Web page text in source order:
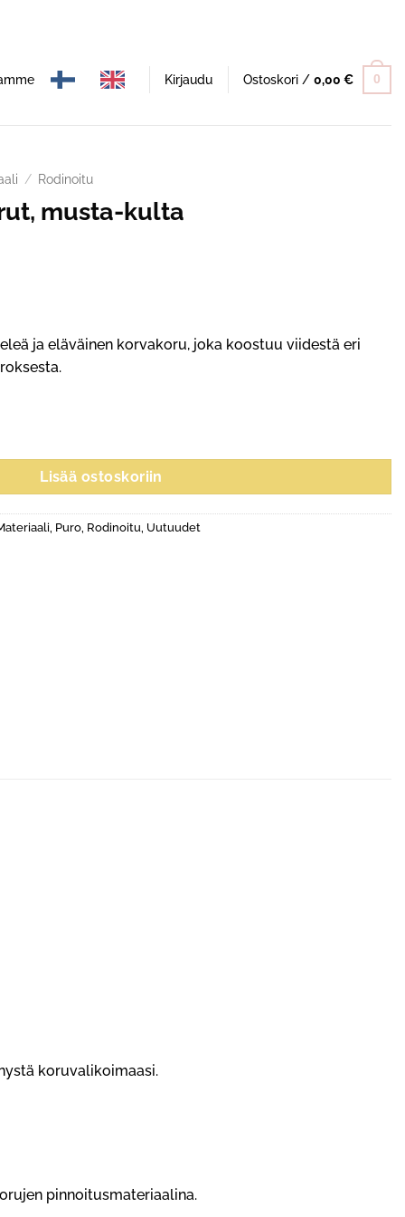
Kirjaudu Ostoskori /0,00€ 0
/ Rodinoitu
musta-kulta
ja eläväinen korvakoru, joka koostuu viidestä eri
Lisää ostoskoriin
, Puro, Rodinoitu, Uutuudet
koruvalikoimaasi.
pinnoitusmateriaalina.